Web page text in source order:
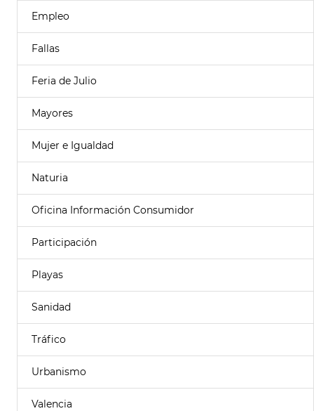
Empleo
Fallas
Feria de Julio
Mayores
Mujer e Igualdad
Naturia
Oficina Información Consumidor
Participación
Playas
Sanidad
Tráfico
Urbanismo
Valencia